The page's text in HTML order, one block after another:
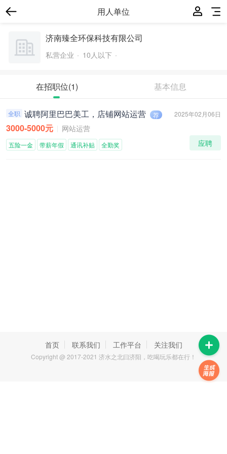
用人单位
济南臻全环保科技有限公司
私营企业 10人以下
在招职位(1) 基本信息
2025年02月06日
全职 诚聘阿里巴巴美工，店铺网站运营 荐
3000-5000元
网站运营
应聘
五险一金 带薪年假 通讯补贴 全勤奖
首页 联系我们 工作平台 关注我们
Copyright @ 2017-2021 济水之北曰济阳，吃喝玩乐都在行！